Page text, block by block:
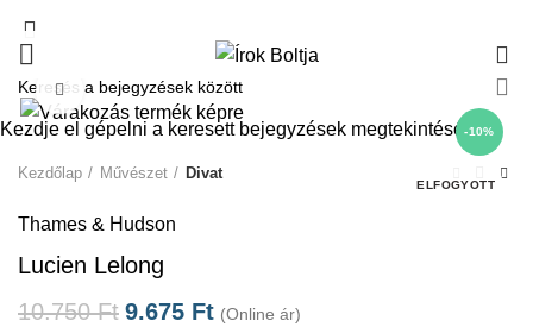
-10%
ELFOGYOTT
Click to enlarge
Kezdőlap Művészet Divat
Thames & Hudson
Lucien Lelong
10.750Ft 9.675 Ft (Online ár)
Kezdje el gépelni a keresett bejegyzések megtekintéséhez.